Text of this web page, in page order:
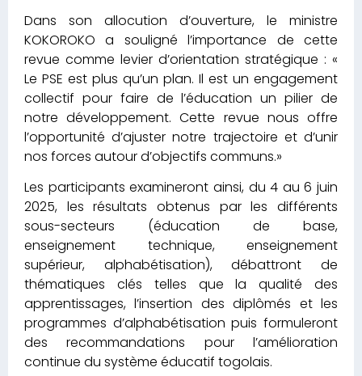
Dans son allocution d’ouverture, le ministre
KOKOROKO a souligné l’importance de cette
revue comme levier d’orientation stratégique : «
Le PSE est plus qu’un plan. Il est un engagement
collectif pour faire de l’éducation un pilier de
notre développement. Cette revue nous offre
l’opportunité d’ajuster notre trajectoire et d’unir
nos forces autour d’objectifs communs.»
Les participants examineront ainsi, du 4 au 6 juin
2025, les résultats obtenus par les différents
sous-secteurs (éducation de base,
enseignement technique, enseignement
supérieur, alphabétisation), débattront de
thématiques clés telles que la qualité des
apprentissages, l’insertion des diplômés et les
programmes d’alphabétisation puis formuleront
des recommandations pour l’amélioration
continue du système éducatif togolais.